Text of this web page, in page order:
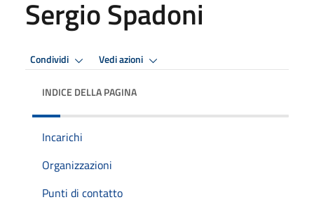
Sergio Spadoni
Condividi Vedi azioni
INDICE DELLA PAGINA
Incarichi
Organizzazioni
Punti di contatto